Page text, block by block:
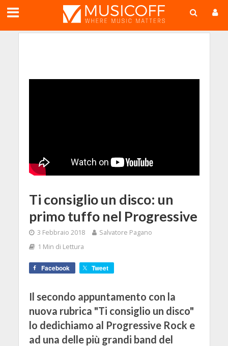
Ti consiglio un disco: un
primo tuffo nel Progressive
3 Febbraio 2018
Salvatore Pagano
1 Min di Lettura
Facebook Tweet
Il secondo appuntamento con la
nuova rubrica "Ti consiglio un disco"
lo dedichiamo al Progressive Rock e
ad una delle più grandi band del